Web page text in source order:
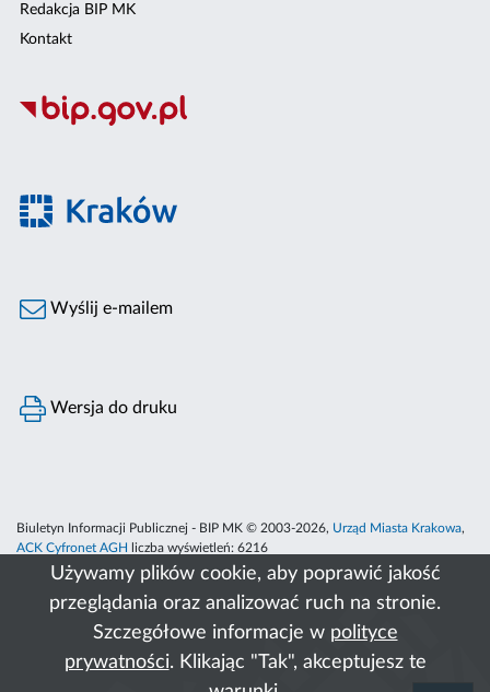
Używamy plików cookie, aby poprawić jakość
przeglądania oraz analizować ruch na stronie.
Szczegółowe informacje w polityce
prywatności. Klikając "Tak", akceptujesz te
Redakcja BIP MK
Kontakt
Wyślij e-mailem
Wersja do druku
Biuletyn Informacji Publicznej - BIP MK © 2003-2026, Urząd Miasta Krakowa,
ACK Cyfronet AGH
liczba wyświetleń: 6216